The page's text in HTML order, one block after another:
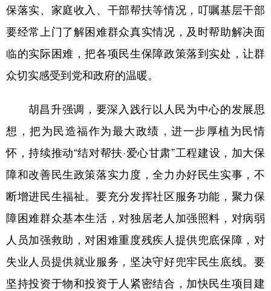
保落实、家庭收入、干部帮扶等情况，叮嘱基层干部
要经常上门了解困难群众真实情况，及时帮助解决面
临的实际困难，把各项民生保障政策落到实处，让群
众切实感受到党和政府的温暖。
胡昌升强调，要深入践行以人民为中心的发展思
想，把为民造福作为最大政绩，进一步厚植为民情
怀，持续推动“结对帮扶·爱心甘肃”工程建设，加大保
障和改善民生政策落实力度，全力办好民生实事，不
断增进民生福祉。要充分发挥社区服务功能，聚力保
障困难群众基本生活，对独居老人加强照料，对病弱
人员加强救助，对困难重度残疾人提供兜底保障，对
失业人员提供就业服务，坚决守好兜牢民生底线。要
坚持投资于物和投资于人紧密结合，加快民生项目建